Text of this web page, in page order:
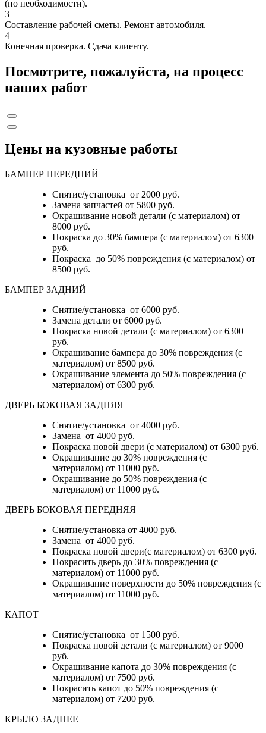
(по необходимости).
3
Составление рабочей сметы. Ремонт автомобиля.
4
Конечная проверка. Сдача клиенту.
Посмотрите, пожалуйста, на процесс
наших работ
Цены на кузовные работы
БАМПЕР ПЕРЕДНИЙ
Снятие/установка от 2000 руб.
Замена запчастей от 5800 руб.
Окрашивание новой детали (с материалом) от
8000 руб.
Покраска до 30% бампера (с материалом) от 6300
руб.
Покраска до 50% повреждения (с материалом) от
8500 руб.
БАМПЕР ЗАДНИЙ
Снятие/установка от 6000 руб.
Замена детали от 6000 руб.
Покраска новой детали (с материалом) от 6300
руб.
Окрашивание бампера до 30% повреждения (с
материалом) от 8500 руб.
Окрашивание элемента до 50% повреждения (с
материалом) от 6300 руб.
ДВЕРЬ БОКОВАЯ ЗАДНЯЯ
Снятие/установка от 4000 руб.
Замена от 4000 руб.
Покраска новой двери (с материалом) от 6300 руб.
Окрашивание до 30% повреждения (с
материалом) от 11000 руб.
Окрашивание до 50% повреждения (с
материалом) от 11000 руб.
ДВЕРЬ БОКОВАЯ ПЕРЕДНЯЯ
Снятие/установка от 4000 руб.
Замена от 4000 руб.
Покраска новой двери(с материалом) от 6300 руб.
Покрасить дверь до 30% повреждения (с
материалом) от 11000 руб.
Окрашивание поверхности до 50% повреждения (с
материалом) от 11000 руб.
КАПОТ
Снятие/установка от 1500 руб.
Покраска новой детали (с материалом) от 9000
руб.
Окрашивание капота до 30% повреждения (с
материалом) от 7500 руб.
Покрасить капот до 50% повреждения (с
материалом) от 7200 руб.
КРЫЛО ЗАДНЕЕ